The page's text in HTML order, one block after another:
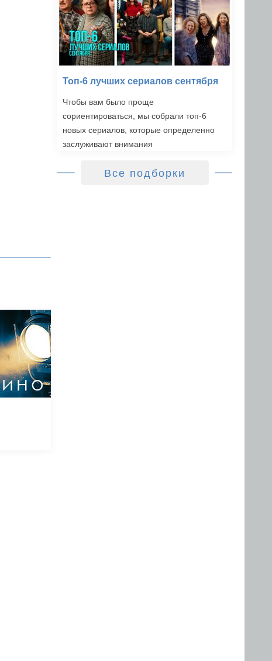
Топ-6 лучших сериалов сентября
Чтобы вам было проще
сориентироваться, мы собрали топ-6
новых сериалов, которые определенно
заслуживают внимания
Все подборки